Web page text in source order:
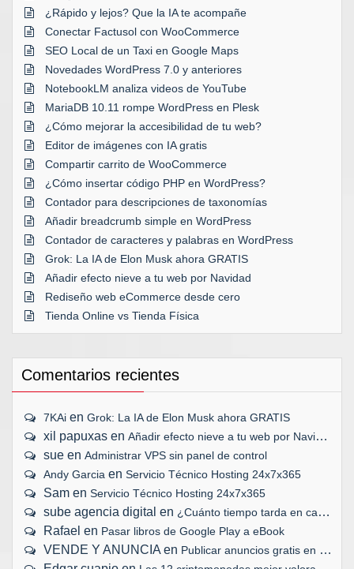
¿Rápido y lejos? Que la IA te acompañe
Conectar Factusol con WooCommerce
SEO Local de un Taxi en Google Maps
Novedades WordPress 7.0 y anteriores
NotebookLM analiza videos de YouTube
MariaDB 10.11 rompe WordPress en Plesk
¿Cómo mejorar la accesibilidad de tu web?
Editor de imágenes con IA gratis
Compartir carrito de WooCommerce
¿Cómo insertar código PHP en WordPress?
Contador para descripciones de taxonomías
Añadir breadcrumb simple en WordPress
Contador de caracteres y palabras en WordPress
Grok: La IA de Elon Musk ahora GRATIS
Añadir efecto nieve a tu web por Navidad
Rediseño web eCommerce desde cero
Tienda Online vs Tienda Física
Comentarios recientes
7KAi en Grok: La IA de Elon Musk ahora GRATIS
xil papuxas en Añadir efecto nieve a tu web por Navidad
sue en Administrar VPS sin panel de control
Andy Garcia en Servicio Técnico Hosting 24x7x365
Sam en Servicio Técnico Hosting 24x7x365
sube agencia digital en ¿Cuánto tiempo tarda en cargar tu web?
Rafael en Pasar libros de Google Play a eBook
VENDE Y ANUNCIA en Publicar anuncios gratis en Internet